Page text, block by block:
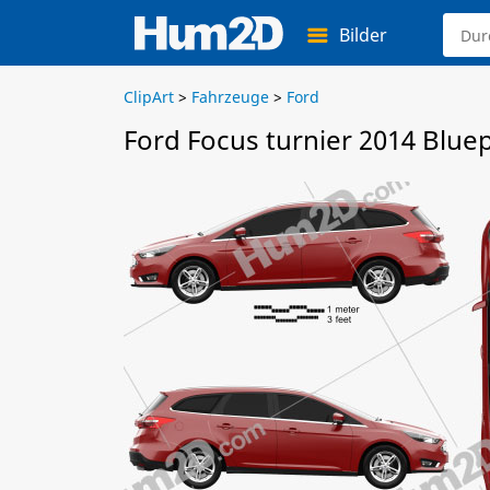
Bilder
ClipArt > Fahrzeuge > Ford
Ford Focus turnier 2014